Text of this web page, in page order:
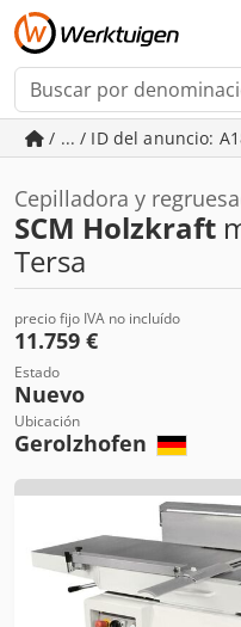
/ ... / ID del anuncio:
Cepilladora y
SCM Holzkraft
Tersa
precio fijo IVA no incluído
11.759 €
Estado
Nuevo
Ubicación
Gerolzhofen